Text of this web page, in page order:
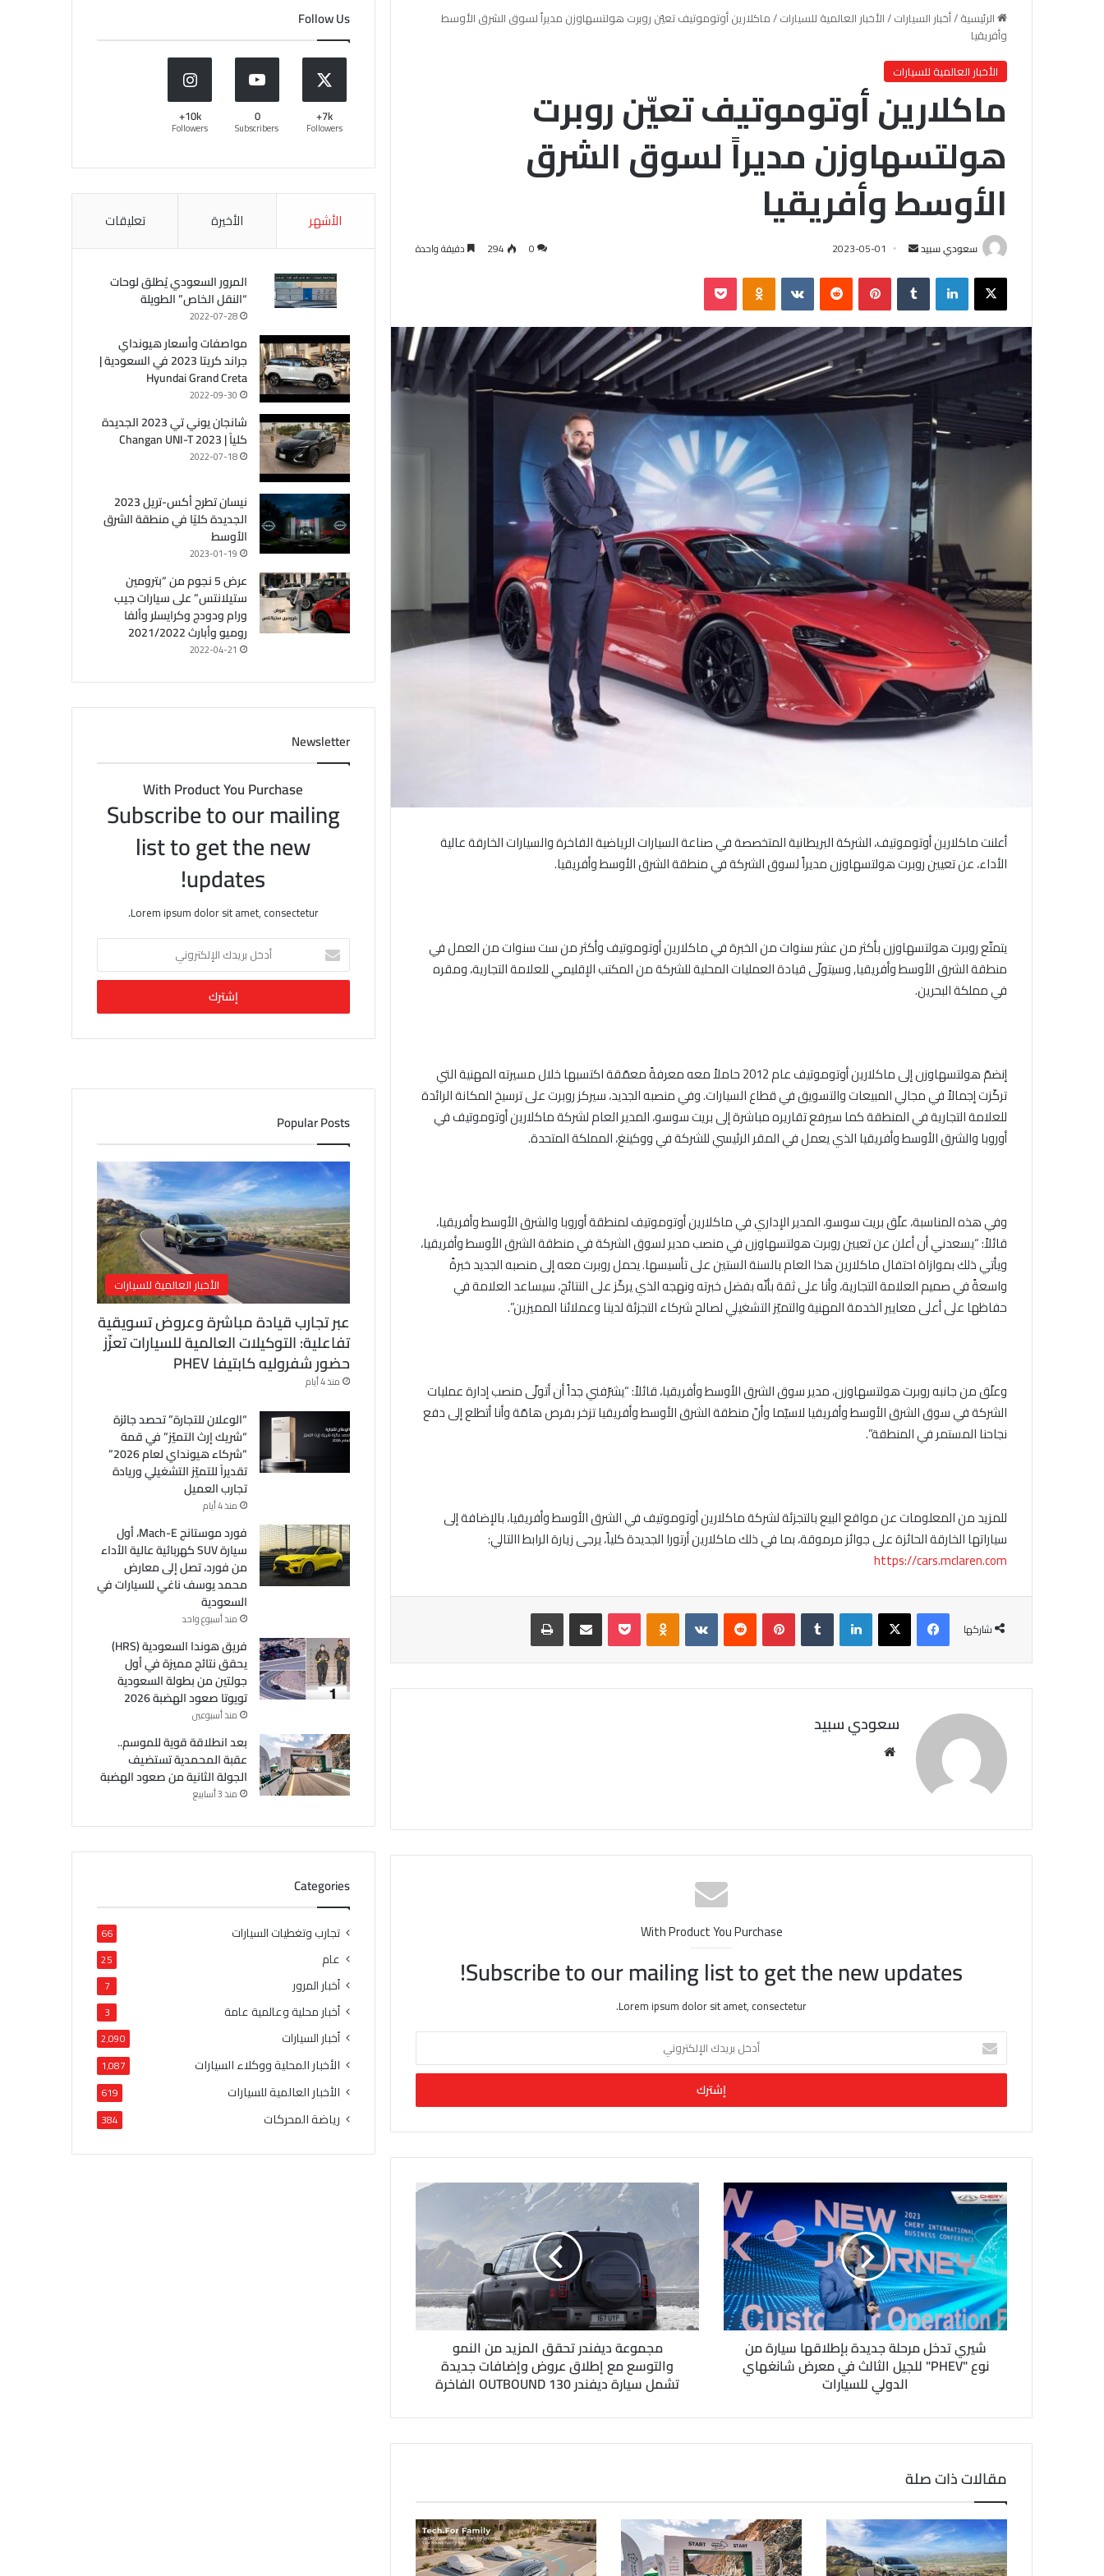
الرئيسية/أخبار السيارات/الأخبار العالمية للسيارات/ماكلارين أوتوموتيف تعيّن روبرت هولتسهاوزن مديراً لسوق الشرق الأوسط
وأفريقيا
الأخبار العالمية للسيارات
ماكلارين أوتوموتيف تعيّن روبرت
هولتسهاوزن مديراً لسوق الشرق
الأوسط وأفريقيا
سعودي سبيد
ل
ب
ر
ي
د
ا
ي
ا
2023-05-01
0
294 دقيقة واحدة
لينكدإن بينتيريست
أعلنت ماكلارين أوتوموتيف، الشركة البريطانية المتخصصة في صناعة السيارات الرياضية الفاخرة والسيارات الخارقة عالية
الأداء، عن تعيين روبرت هولتسهاوزن مديراً لسوق الشركة في منطقة الشرق الأوسط وأفريقيا.
يتمتّع روبرت هولتسهاوزن بأكثر من عشر سنوات من الخبرة في ماكلارين أوتوموتيف وأكثر من ست سنوات من العمل في
منطقة الشرق الأوسط وأفريقيا, وسيتولّى قيادة العمليات المحلية للشركة من المكتب الإقليمي للعلامة التجارية، ومقره
في مملكة البحرين.
إنضمّ هولتسهاوزن إلى ماكلارين أوتوموتيف عام 2012 حاملاً معه معرفةً معمّقة اكتسبها خلال مسيرته المهنية التي
تركّزت إجمالاً في مجالي المبيعات والتسويق في قطاع السيارات. وفي منصبه الجديد، سيركز روبرت على ترسيخ المكانة الرائدة
للعلامة التجارية في المنطقة كما سيرفع تقاريره مباشرة إلى بريت سوسو، المدير العام لشركة ماكلارين أوتوموتيف في
أوروبا والشرق الأوسط وأفريقيا الذي يعمل في المقر الرئيسي للشركة في ووكينغ، المملكة المتحدة.
وفي هذه المناسبة، علّق بريت سوسو، المدير الإداري في ماكلارين أوتوموتيف لمنطقة أوروبا والشرق الأوسط وأفريقيا،
قائلاً: “يسعدني أن أعلن عن تعيين روبرت هولتسهاوزن في منصب مدير لسوق الشركة في منطقة الشرق الأوسط وأفريقيا،
ويأتي ذلك بموازاة احتفال ماكلارين هذا العام بالسنة الستين على تأسيسها. يحمل روبرت معه إلى منصبه الجديد خبرةً
واسعةً في صميم العلامة التجارية، وأنا على ثقة بأنّه بفضل خبرته ونهجه الذي يركّز على النتائج، سيساعد العلامة في
حفاظها على أعلى معايير الخدمة المهنية والتميّز التشغيلي لصالح شركاء التجزئة لدينا وعملائنا المميزين”.
وعلّق من جانبه روبرت هولتسهاوزن، مدير سوق الشرق الأوسط وأفريقيا، قائلاً: “يشرّفني جداً أن أتولّى منصب إدارة عمليات
الشركة في سوق الشرق الأوسط وأفريقيا لاسيّما وأنّ منطقة الشرق الأوسط وأفريقيا تزخر بفرص هامّة وأنا أتطلع إلى دفع
نجاحنا المستمر في المنطقة”.
للمزيد من المعلومات عن مواقع البيع بالتجزئة لشركة ماكلارين أوتوموتيف في الشرق الأوسط وأفريقيا، بالإضافة إلى
سياراتها الخارقة الحائزة على جوائز مرموقة، بما في ذلك ماكلارين أرتورا الجديدة كلياً، يرجى زيارة الرابط االتالي:
https://cars.mclaren.com
شاركها
فيسبوك لينكدإن بينتيريست بوكيت
سعودي سبيد
With Product You Purchase
Subscribe to our mailing list to get the new updates!
Lorem ipsum dolor sit amet, consectetur.
خ
ب
د
ك
ا
ل
إ
ل
ك
ت
ر
و
ن
شيري تدخل مرحلة جديدة بإطلاقها سيارة من
نوع "PHEV" للجيل الثالث في معرض شانغهاي
الدولي للسيارات
مجموعة ديفندر تحقق المزيد من النمو
والتوسع مع إطلاق عروض وإضافات جديدة
تشمل سيارة ديفندر 130 OUTBOUND الفاخرة
مقالات ذات صلة
Follow Us
7k+
Followers
0
Subscribers
10k+
Followers
الأشهر الأخيرة تعليقات
المرور السعودي يُطلق لوحات
“النقل الخاص” الطويلة
2022-07-28
مواصفات وأسعار هيونداي
جراند كريتا 2023 في السعودية |
Hyundai Grand Creta
2022-09-30
شانجان يوني تي 2023 الجديدة
كلياً | Changan UNI-T 2023
2022-07-18
نيسان تطرح أكس-تريل 2023
الجديدة كليًا في منطقة الشرق
الأوسط
2023-01-19
عرض 5 نجوم من “بترومين
ستيلانتس” على سيارات جيب
ورام ودودج وكرايسلر وألفا
روميو وأبارث 2021/2022
2022-04-21
Newsletter
With Product You Purchase
Subscribe to our mailing
list to get the new
updates!
Lorem ipsum dolor sit amet, consectetur.
خ
ب
ك
ل
ل
ت
ر
و
ن
ي
Popular Posts
الأخبار العالمية للسيارات
عبر تجارب قيادة مباشرة وعروض تسويقية
تفاعلية: التوكيلات العالمية للسيارات تعزّز
حضور شفروليه كابتيفا PHEV
منذ 4 أيام
“الوعلان للتجارة” تحصد جائزة
“شريك إرث التميّز” في قمة
“شركاء هيونداي لعام 2026”
تقديراً للتميّز التشغيلي وريادة
تجارب العميل
منذ 4 أيام
فورد موستانج Mach-E، أول
سيارة SUV كهربائية عالية الأداء
من فورد، تصل إلى معارض
محمد يوسف ناغي للسيارات في
السعودية
منذ أسبوع واحد
فريق هوندا السعودية (HRS)
يحقق نتائج مميزة في أول
جولتين من بطولة السعودية
تويوتا صعود الهضبة 2026
منذ أسبوعين
بعد انطلاقة قوية للموسم..
عقبة المحمدية تستضيف
الجولة الثانية من صعود الهضبة
منذ 3 أسابيع
Categories
تجارب وتغطيات السيارات 66
عام 25
أخبار المرور 7
أخبار محلية وعالمية عامة 3
أخبار السيارات 2٬090
الأخبار المحلية ووكلاء السيارات 1٬087
الأخبار العالمية للسيارات 619
رياضة المحركات 384